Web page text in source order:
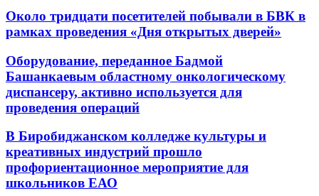
Около тридцати посетителей побывали в БВК в
рамках проведения «Дня открытых дверей»
Оборудование, переданное Бадмой
Башанкаевым областному онкологическому
диспансеру, активно используется для
проведения операций
В Биробиджанском колледже культуры и
креативных индустрий прошло
профориентационное мероприятие для
школьников ЕАО